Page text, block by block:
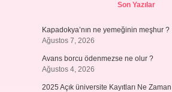
Son Yazılar
Kapadokya’nın ne yemeğinin meşhur ?
Ağustos 7, 2026
Avans borcu ödenmezse ne olur ?
Ağustos 4, 2026
2025 Açık üniversite Kayıtları Ne